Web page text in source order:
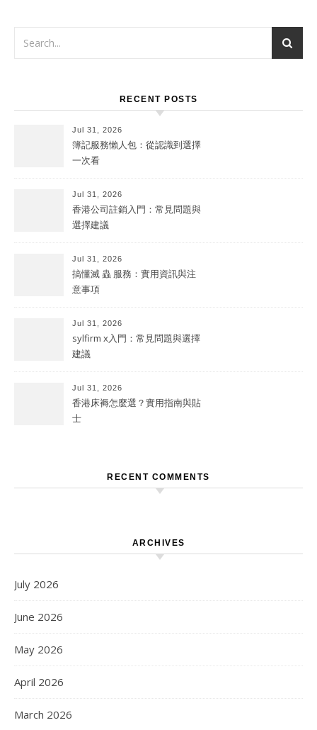
RECENT POSTS
Jul 31, 2026
簿記服務懶人包：從認識到選擇
一次看
Jul 31, 2026
香港公司註銷入門：常見問題與
選擇建議
Jul 31, 2026
搞懂滅 蟲 服務：實用資訊與注
意事項
Jul 31, 2026
sylfirm x入門：常見問題與選擇
建議
Jul 31, 2026
香港床褥怎麼選？實用指南與貼
士
RECENT COMMENTS
ARCHIVES
July 2026
June 2026
May 2026
April 2026
March 2026